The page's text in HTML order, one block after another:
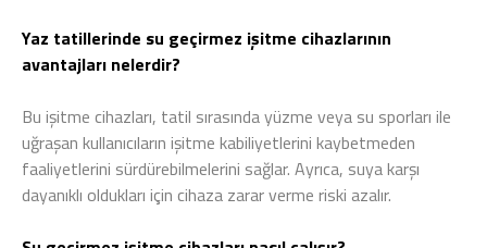
Yaz tatillerinde su geçirmez işitme cihazlarının
avantajları nelerdir?
Bu işitme cihazları, tatil sırasında yüzme veya su sporları ile
uğraşan kullanıcıların işitme kabiliyetlerini kaybetmeden
faaliyetlerini sürdürebilmelerini sağlar. Ayrıca, suya karşı
dayanıklı oldukları için cihaza zarar verme riski azalır.